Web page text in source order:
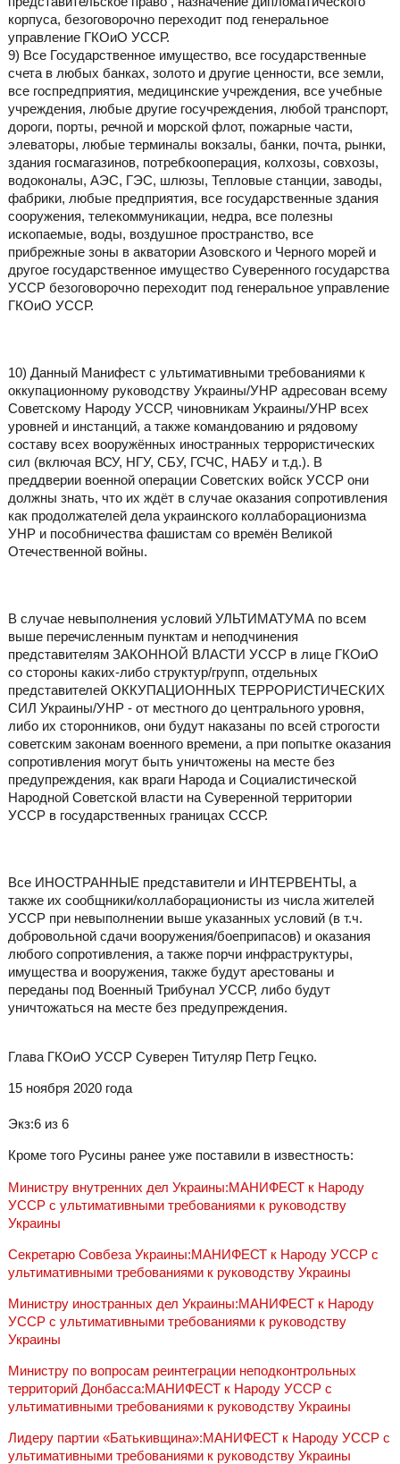
корпуса, безоговорочно переходит под генеральное
управление ГКОиО УССР.
9) Все Государственное имущество, все государственные
счета в любых банках, золото и другие ценности, все земли,
все госпредприятия, медицинские учреждения, все учебные
учреждения, любые другие госучреждения, любой транспорт,
дороги, порты, речной и морской флот, пожарные части,
элеваторы, любые терминалы вокзалы, банки, почта, рынки,
здания госмагазинов, потребкооперация, колхозы, совхозы,
водоконалы, АЭС, ГЭС, шлюзы, Тепловые станции, заводы,
фабрики, любые предприятия, все государственные здания
сооружения, телекоммуникации, недра, все полезны
ископаемые, воды, воздушное пространство, все
прибрежные зоны в акватории Азовского и Черного морей и
другое государственное имущество Суверенного государства
УССР безоговорочно переходит под генеральное управление
ГКОиО УССР.
10) Данный Манифест с ультимативными требованиями к
оккупационному руководству Украины/УНР адресован всему
Советскому Народу УССР, чиновникам Украины/УНР всех
уровней и инстанций, а также командованию и рядовому
составу всех вооружённых иностранных террористических
сил (включая ВСУ, НГУ, СБУ, ГСЧС, НАБУ и т.д.). В
преддверии военной операции Советских войск УССР они
должны знать, что их ждёт в случае оказания сопротивления
как продолжателей дела украинского коллаборационизма
УНР и пособничества фашистам со времён Великой
Отечественной войны.
В случае невыполнения условий УЛЬТИМАТУМА по всем
выше перечисленным пунктам и неподчинения
представителям ЗАКОННОЙ ВЛАСТИ УССР в лице ГКОиО
со стороны каких-либо структур/групп, отдельных
представителей ОККУПАЦИОННЫХ ТЕРРОРИСТИЧЕСКИХ
СИЛ Украины/УНР - от местного до центрального уровня,
либо их сторонников, они будут наказаны по всей строгости
советским законам военного времени, а при попытке оказания
сопротивления могут быть уничтожены на месте без
предупреждения, как враги Народа и Социалистической
Народной Советской власти на Суверенной территории
УССР в государственных границах СССР.
Все ИНОСТРАННЫЕ представители и ИНТЕРВЕНТЫ, а
также их сообщники/коллаборационисты из числа жителей
УССР при невыполнении выше указанных условий (в т.ч.
добровольной сдачи вооружения/боеприпасов) и оказания
любого сопротивления, а также порчи инфраструктуры,
имущества и вооружения, также будут арестованы и
переданы под Военный Трибунал УССР, либо будут
уничтожаться на месте без предупреждения.
Глава ГКОиО УССР Суверен Титуляр Петр Гецко.
15 ноября 2020 года
Экз:6 из 6
Кроме того Русины ранее уже поставили в известность:
Министру внутренних дел Украины:МАНИФЕСТ к Народу
УССР с ультимативными требованиями к руководству
Украины
Секретарю Совбеза Украины:МАНИФЕСТ к Народу УССР с
ультимативными требованиями к руководству Украины
Министру иностранных дел Украины:МАНИФЕСТ к Народу
УССР с ультимативными требованиями к руководству
Украины
Министру по вопросам реинтеграции неподконтрольных
территорий Донбасса:МАНИФЕСТ к Народу УССР с
ультимативными требованиями к руководству Украины
Лидеру партии «Батькивщина»:МАНИФЕСТ к Народу УССР с
ультимативными требованиями к руководству Украины